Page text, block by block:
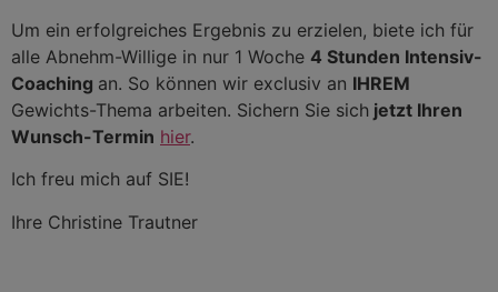
Um ein erfolgreiches Ergebnis zu erzielen, biete ich für
alle Abnehm-Willige in nur 1 Woche 4 Stunden Intensiv-
Coaching an. So können wir exclusiv an IHREM
Gewichts-Thema arbeiten. Sichern Sie sich jetzt Ihren
Wunsch-Termin hier.
Ich freu mich auf SIE!
Ihre Christine Trautner